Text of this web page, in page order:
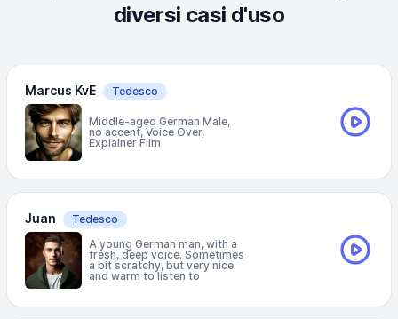
diversi casi d'uso
Marcus KvE Tedesco
Middle-aged German Male,
no accent, Voice Over,
Explainer Film
Juan
Tedesco
A young German man, with a
fresh, deep voice. Sometimes
a bit scratchy, but very nice
and warm to listen to